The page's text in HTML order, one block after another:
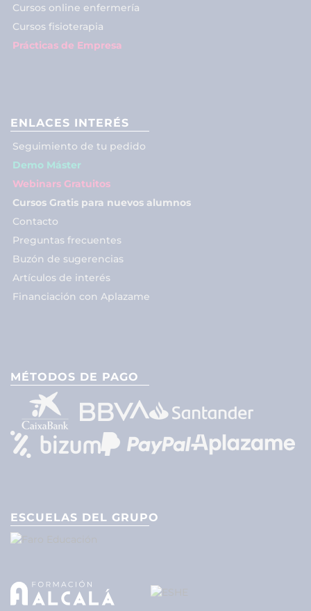
Cursos online enfermería
Cursos fisioterapia
Prácticas de Empresa
ENLACES INTERÉS
Seguimiento de tu pedido
Demo Máster
Webinars Gratuitos
Cursos Gratis para nuevos alumnos
Contacto
Preguntas frecuentes
Buzón de sugerencias
Artículos de interés
Financiación con Aplazame
MÉTODOS DE PAGO
ESCUELAS DEL GRUPO